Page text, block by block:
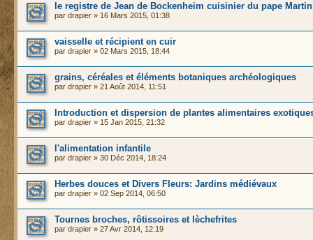
le registre de Jean de Bockenheim cuisinier du pape
par drapier » 16 Mars 2015, 01:38
vaisselle et récipient en cuir
par drapier » 02 Mars 2015, 18:44
grains, céréales et éléments botaniques archéologiques
par drapier » 21 Août 2014, 11:51
Introduction et dispersion de plantes alimentaires
par drapier » 15 Jan 2015, 21:32
l'alimentation infantile
par drapier » 30 Déc 2014, 18:24
Herbes douces et Divers Fleurs: Jardins médiévaux
par drapier » 02 Sep 2014, 06:50
Tournes broches, rôtissoires et lèchefrites
par drapier » 27 Avr 2014, 12:19